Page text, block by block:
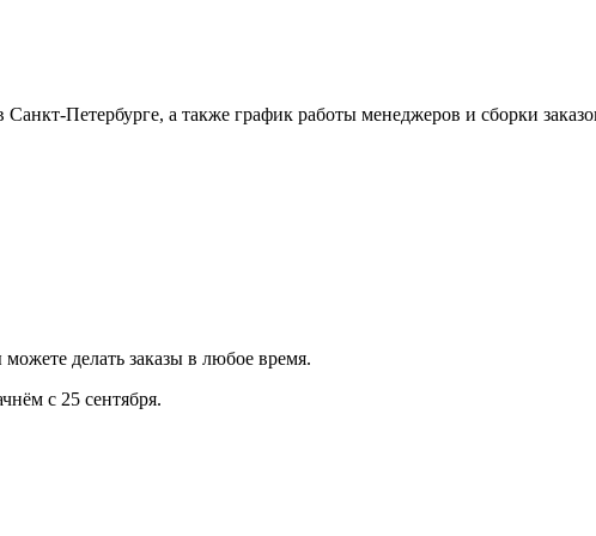
Петербурге, а также график работы менеджеров и сборки
делать заказы в любое время.
с 25 сентября.